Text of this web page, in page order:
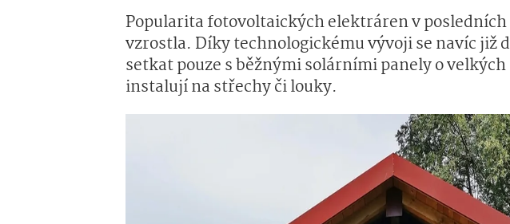
Popularita fotovoltaických elektráren v
vzrostla. Díky technologickému vývoji se navíc již
setkat pouze s běžnými solárními panely o
instalují na střechy či louky.